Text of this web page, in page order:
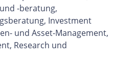
-beratung,
Investment
und Asset-Management,
Research und